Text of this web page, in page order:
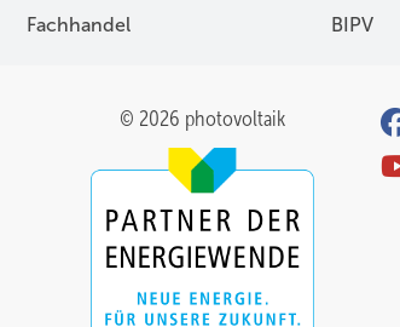
Fachhandel BIPV
© 2026 photovoltaik